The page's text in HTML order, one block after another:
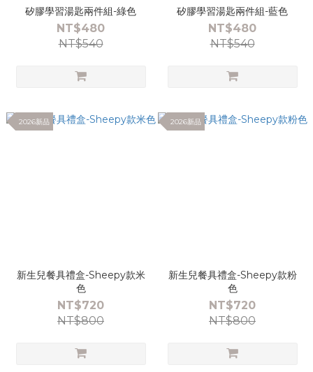
矽膠學習湯匙兩件組-綠色
NT$480
NT$540
矽膠學習湯匙兩件組-藍色
NT$480
NT$540
2026新品
新生兒餐具禮盒-Sheepy款米
色
NT$720
NT$800
2026新品
新生兒餐具禮盒-Sheepy款粉
色
NT$720
NT$800